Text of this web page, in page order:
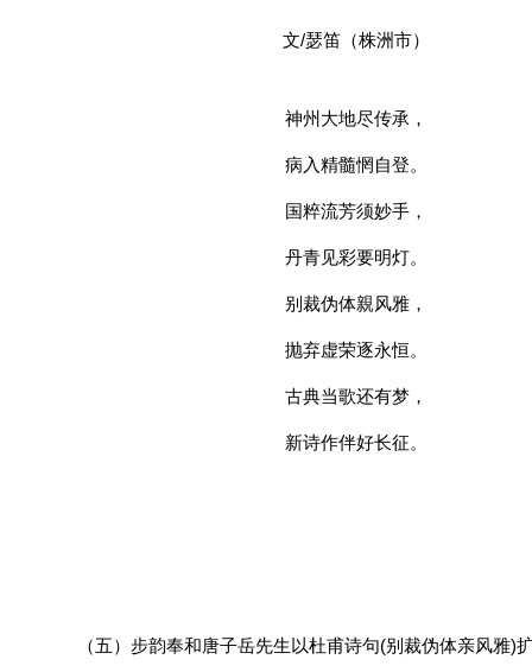
文/瑟笛（株洲市）
神州大地尽传承，
病入精髓惘自登。
国粹流芳须妙手，
丹青见彩要明灯。
别裁伪体親风雅，
抛弃虚荣逐永恒。
古典当歌还有梦，
新诗作伴好长征。
（五）步韵奉和唐子岳先生以杜甫诗句(别裁伪体亲风雅)